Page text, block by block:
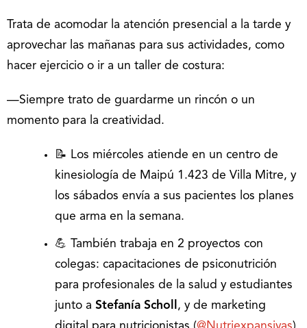
Trata de acomodar la atención presencial a la tarde y
aprovechar las mañanas para sus actividades, como
hacer ejercicio o ir a un taller de costura:
—Siempre trato de guardarme un rincón o un
momento para la creatividad.
📝 Los miércoles atiende en un centro de
kinesiología de Maipú 1.423 de Villa Mitre, y
los sábados envía a sus pacientes los planes
que arma en la semana.
💪 También trabaja en 2 proyectos con
colegas: capacitaciones de psiconutrición
para profesionales de la salud y estudiantes
junto a Stefanía Scholl , y de marketing